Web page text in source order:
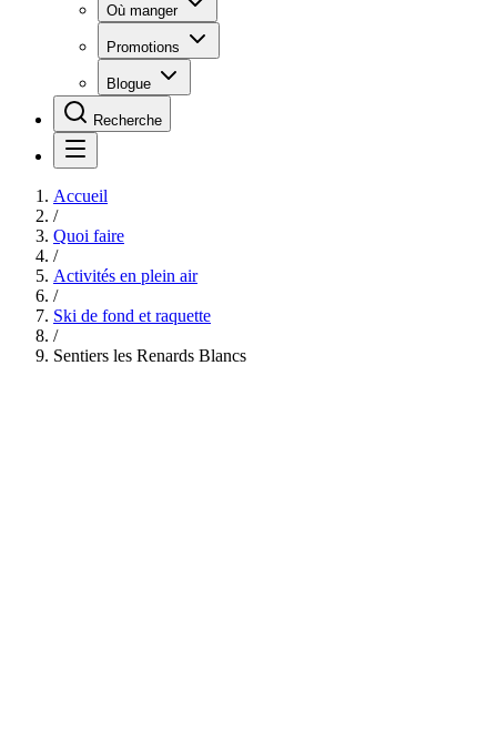
Où manger
Promotions
Blogue
Recherche
Accueil
/
Quoi faire
/
Activités en plein air
/
Ski de fond et raquette
/
Sentiers les Renards Blancs